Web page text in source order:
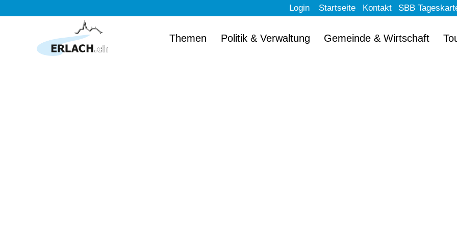
Startseite Kontakt SBB
Login
Themen Politik & Verwaltung Gemeinde & Wirtschaft